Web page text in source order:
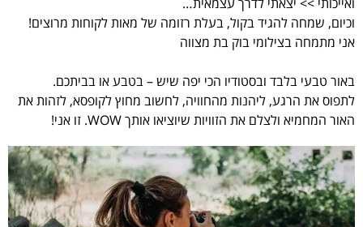
וכיום, שמחה להגיד בקול, בעלת רזומה של מאות לקוחות מרוצים!
אני מתמחה בצילומי בוק בת מצווה
באור טבעי בלבד ובסטודיו הכי יפה שיש – בטבע או בביתכם.
לתפוס את הרגע, ליהנות מהחוויה, לחשוב מחוץ לקופסא, לזהות את
האור המחמיא ולצלם את הזוויות שיוציאו אותך WOW. זו אני!